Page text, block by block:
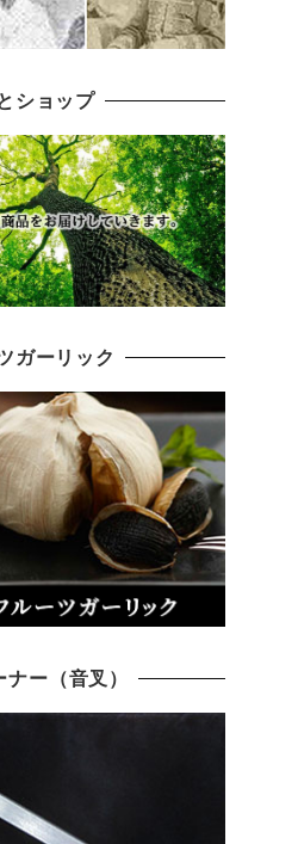
ショップ
ガーリック
ー（音叉）